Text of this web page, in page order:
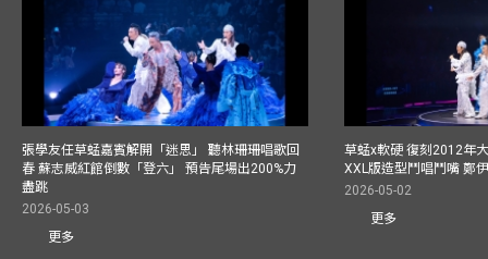
張學友任草蜢嘉賓解開「迷思」 聽林珊珊唱歌回
春 蘇志威紅館倒數「登六」 預告尾場出200%力
盡跳
2026-05-03
更多
草蜢x軟硬 復刻2012年
XXL版造型鬥唱鬥嘴 鄭
2026-05-02
更多